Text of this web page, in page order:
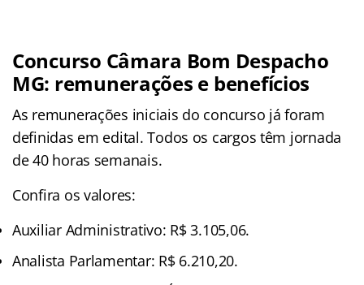
Concurso Câmara Bom Despacho
MG: remunerações e benefícios
As remunerações iniciais do concurso já foram
definidas em edital. Todos os cargos têm jornada
de 40 horas semanais.
Confira os valores:
Auxiliar Administrativo: R$ 3.105,06.
Analista Parlamentar: R$ 6.210,20.